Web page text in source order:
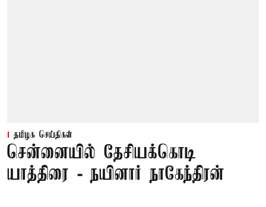
தமிழக செய்திகள்
சென்னையில் தேசியக்கொடி
யாத்திரை - நயினார் நாகேந்திரன்